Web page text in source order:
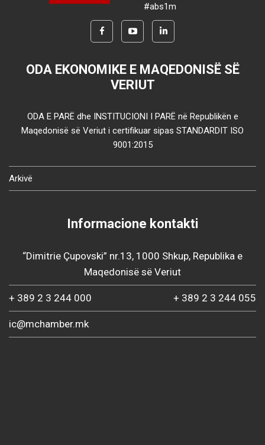
#abs1m
ODA EKONOMIKE E MAQEDONISË SË
VERIUT
ODA E PARË dhe INSTITUCIONI I PARË në Republikën e
Maqedonisë së Veriut i certifikuar sipas STANDARDIT ISO
9001:2015
Arkivë
Informacione kontakti
“Dimitrie Çupovski” nr.13, 1000 Shkup, Republika e
Maqedonisë së Veriut
+ 389 2 3 244 000 + 389 2 3 244 055
ic@mchamber.mk